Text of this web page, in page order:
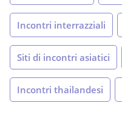
Incontri interrazziali
Siti di incontri asiatici
Incontri thailandesi